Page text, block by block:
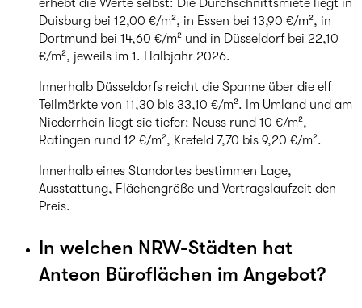
erhebt die Werte selbst: Die Durchschnittsmiete liegt in
Duisburg bei 12,00 €/m², in Essen bei 13,90 €/m², in
Dortmund bei 14,60 €/m² und in Düsseldorf bei 22,10
€/m², jeweils im 1. Halbjahr 2026.
Innerhalb Düsseldorfs reicht die Spanne über die elf
Teilmärkte von 11,30 bis 33,10 €/m². Im Umland und am
Niederrhein liegt sie tiefer: Neuss rund 10 €/m²,
Ratingen rund 12 €/m², Krefeld 7,70 bis 9,20 €/m².
Innerhalb eines Standortes bestimmen Lage,
Ausstattung, Flächengröße und Vertragslaufzeit den
Preis.
In welchen NRW-Städten hat
Anteon Büroflächen im Angebot?